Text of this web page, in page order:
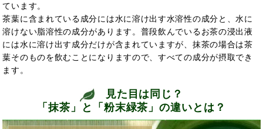
ています。
茶葉に含まれている成分には水に溶け出す水溶性の成分と、水に
溶けない脂溶性の成分があります。普段飲んでいるお茶の浸出液
には水に溶け出す成分だけが含まれていますが、抹茶の場合は茶
葉そのものを飲むことになりますので、すべての成分が摂取でき
ます。
見た目は同じ？
「抹茶」と「粉末緑茶」の違いとは？